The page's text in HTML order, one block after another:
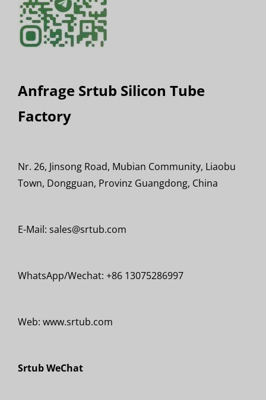
Anfrage Srtub Silicon Tube
Factory
Nr. 26, Jinsong Road, Mubian Community, Liaobu
Town, Dongguan, Provinz Guangdong, China
E-Mail: sales@srtub.com
WhatsApp/Wechat: +86 13075286997
Web: www.srtub.com
Srtub WeChat